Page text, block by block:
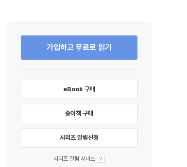
가입하고 무료로 읽기
eBook 구매
종이책 구매
시리즈 알림신청
시리즈 알림 서비스